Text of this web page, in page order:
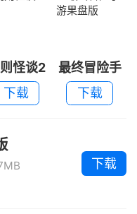
怪谈2
下载
最终冒险手
游果盘版
下载
下载